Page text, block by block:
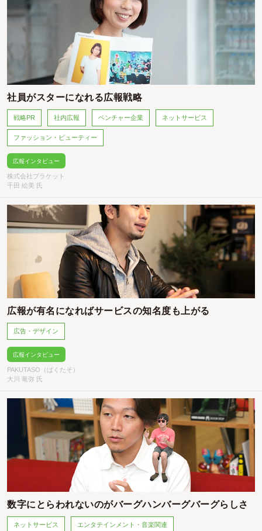
社員がスターになれる広報戦略
戦略PR 社内広報 ベンチャー企業 ネットサービス
ファッション・ビューティー
広報インタビュー
株式会社ブラケット
千田 絵美 氏
広報が有名になればサービスの知名度も上がる
広告・デザイン
広報インタビュー
PAKUTASO（ぱくたそ）
大川 竜弥 氏
数字にとらわれないのがバーグハンバーグバーグらしさ
ネットサービス エンタテインメント・音楽関連